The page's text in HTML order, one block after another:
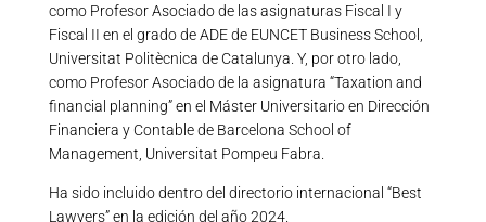
como Profesor Asociado de las asignaturas Fiscal I y
Fiscal II en el grado de ADE de EUNCET Business School,
Universitat Politècnica de Catalunya. Y, por otro lado,
como Profesor Asociado de la asignatura “Taxation and
financial planning” en el Máster Universitario en Dirección
Financiera y Contable de Barcelona School of
Management, Universitat Pompeu Fabra.
Ha sido incluido dentro del directorio internacional “Best
Lawyers” en la edición del año 2024.